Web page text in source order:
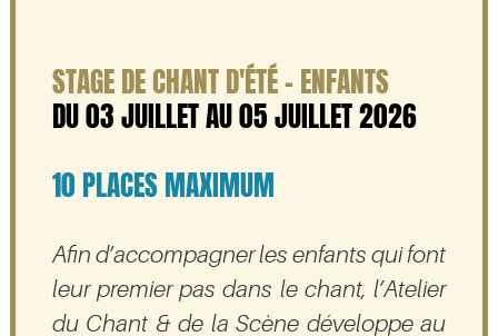
STAGE DE CHANT D'ÉTÉ - ENFANTS
DU 03 JUILLET AU 05 JUILLET 2026
10 PLACES MAXIMUM
Afin d’accompagner les enfants qui font
leur premier pas dans le chant, l’Atelier
du Chant & de la Scène développe au